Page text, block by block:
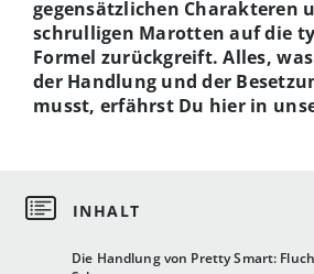
Die Handlung von Pretty Smart:
gegensätzlichen Charakteren
schrulligen Marotten auf die
Formel zurückgreift. Alles,
der Handlung und der
musst, erfährst Du hier in